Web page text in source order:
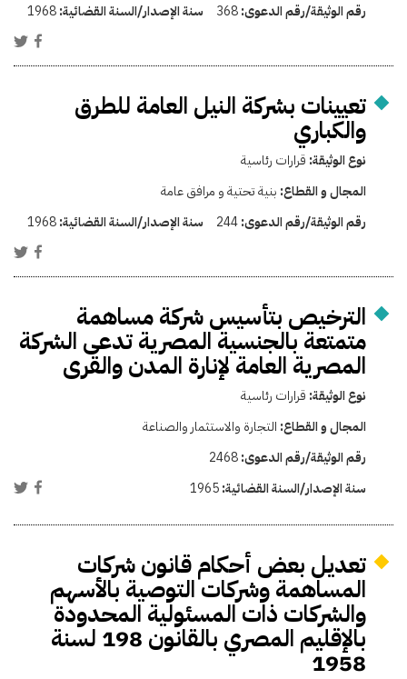
رقم الوثيقة/رقم الدعوى:368 سنة الإصدار/السنة القضائية:1968
تعيينات بشركة النيل العامة للطرق
والكباري
نوع الوثيقة: قرارات رئاسية
المجال و القطاع: بنية تحتية و مرافق عامة
رقم الوثيقة/رقم الدعوى:244 سنة الإصدار/السنة القضائية:1968
الترخيص بتأسيس شركة مساهمة
متمتعة بالجنسية المصرية تدعى الشركة
المصرية العامة لإنارة المدن والقرى
نوع الوثيقة: قرارات رئاسية
المجال و القطاع: التجارة والاستثمار والصناعة
رقم الوثيقة/رقم الدعوى:2468
سنة الإصدار/السنة القضائية:1965
تعديل بعض أحكام قانون شركات
المساهمة وشركات التوصية بالأسهم
والشركات ذات المسئولية المحدودة
بالإقليم المصري بالقانون 198 لسنة
1958